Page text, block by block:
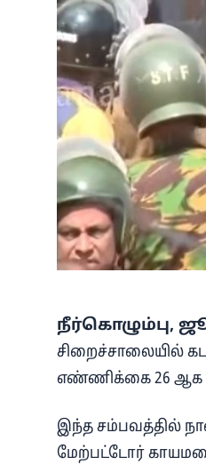
நீர்கொழும்பு,
சிறைச்சாலையில்
எண்ணிக்கை 26 ஆக
இந்த சம்பவத்தில்
மேற்பட்டோர்